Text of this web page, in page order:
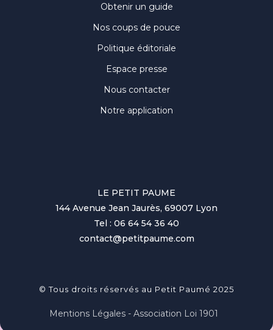
Obtenir un guide
Nos coups de pouce
Politique éditoriale
Espace presse
Nous contacter
Notre application
LE PETIT PAUME
144 Avenue Jean Jaurès, 69007 Lyon
Tel : 06 64 54 36 40
contact@petitpaume.com
© Tous droits réservés au Petit Paumé 2025
Mentions Légales - Association Loi 1901